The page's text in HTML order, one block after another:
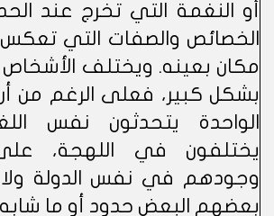
أو النغمة التي تخرج عند
الخصائص والصفات التي تعكس
مكان بعينه. ويختلف
بشكل كبير، فعلى الرغم من
الواحدة يتحدثون نفس
يختلفون في اللهجة،
وجودهم في نفس الدولة
بعضهم البعض حدود أو ما